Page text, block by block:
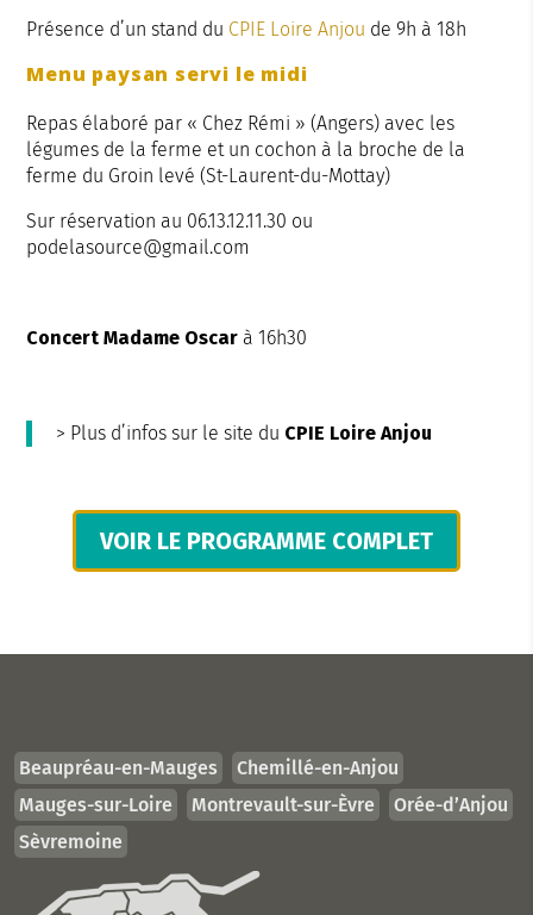
Présence d’un stand du CPIE Loire Anjou de 9h à 18h
Menu paysan servi le midi
Repas élaboré par « Chez Rémi » (Angers) avec les
légumes de la ferme et un cochon à la broche de la
ferme du Groin levé (St-Laurent-du-Mottay)
Sur réservation au 06.13.12.11.30 ou
podelasource@gmail.com
Concert Madame Oscar à 16h30
> Plus d’infos sur le site du CPIE Loire Anjou
VOIR LE PROGRAMME COMPLET
Beaupréau-en-Mauges
Chemillé-en-Anjou
Mauges-sur-Loire
Montrevault-sur-Èvre
Orée-d’Anjou
Sèvremoine